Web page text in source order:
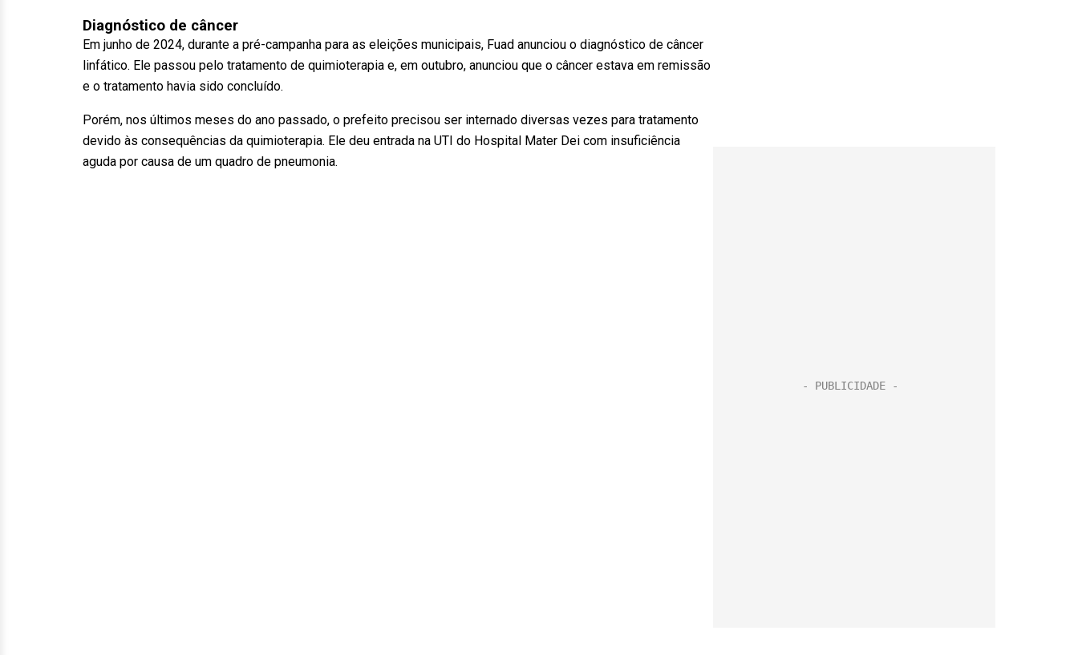
Diagnóstico de câncer
Em junho de 2024, durante a pré-campanha para as eleições municipais, Fuad anunciou o diagnóstico de câncer
linfático. Ele passou pelo tratamento de quimioterapia e, em outubro, anunciou que o câncer estava em remissão
e o tratamento havia sido concluído.
Porém, nos últimos meses do ano passado, o prefeito precisou ser internado diversas vezes para tratamento
devido às consequências da quimioterapia. Ele deu entrada na UTI do Hospital Mater Dei com insuficiência
aguda por causa de um quadro de pneumonia.